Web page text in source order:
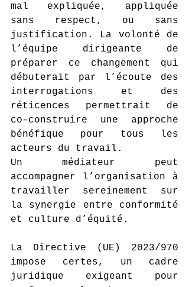
mal expliquée, appliquée
sans respect, ou sans
justification. La volonté de
l’équipe dirigeante de
préparer ce changement qui
débuterait par l’écoute des
interrogations et des
réticences permettrait de
co-construire une approche
bénéfique pour tous les
acteurs du travail.
Un médiateur peut
accompagner l’organisation à
travailler sereinement sur
la synergie entre conformité
et culture d’équité.
La Directive (UE) 2023/970
impose certes, un cadre
juridique exigeant pour